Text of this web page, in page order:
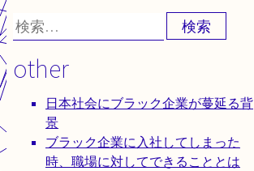
検
索:
other
日本社会にブラック企業が蔓延る背
景
ブラック企業に入社してしまった
時、職場に対してできることとは